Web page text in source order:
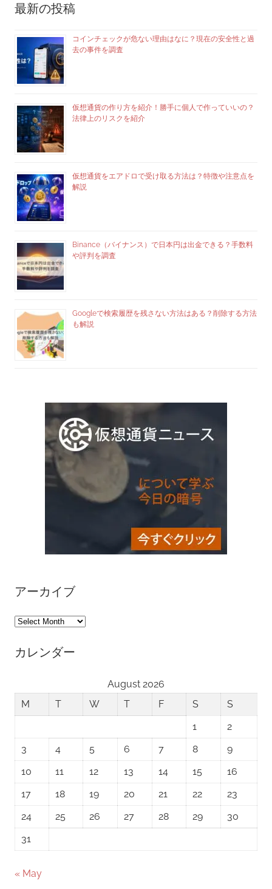
最新の投稿
コインチェックが危ない理由はなに？現在の安全性と過
去の事件を調査
仮想通貨の作り方を紹介！勝手に個人で作っていいの？
法律上のリスクを紹介
仮想通貨をエアドロで受け取る方法は？特徴や注意点を
解説
Binance（バイナンス）で日本円は出金できる？手数料
や評判を調査
Googleで検索履歴を残さない方法はある？削除する方法
も解説
アーカイブ
ア
カ
カレンダー
August 2026
M
T W T F S
S
1
2
3
4 5 6 7 8
9
10
11 12 13 14 15
16
17
18 19 20 21 22
23
24
25 26 27 28 29
30
31
« May